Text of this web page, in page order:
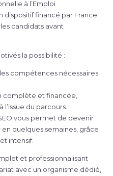
à l’Emploi
dispositif financé par France
candidats avant
la possibilité :
compétences nécessaires
complète et financée,
l’issue du parcours.
vous permet de devenir
en quelques semaines, grâce
intensif.
et professionnalisant
avec un organisme dédié,